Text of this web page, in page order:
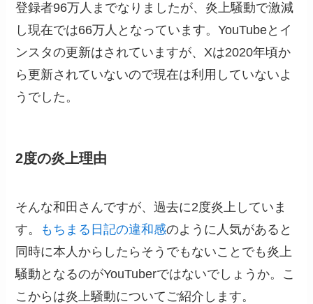
登録者96万人までなりましたが、炎上騒動で激減
し現在では66万人となっています。YouTubeとイ
ンスタの更新はされていますが、Xは2020年頃か
ら更新されていないので現在は利用していないよ
うでした。
2度の炎上理由
そんな和田さんですが、過去に2度炎上していま
す。
もちまる日記の違和感のように人気があると
同時に本人からしたらそうでもないことでも炎上
騒動となるのがYouTuberではないでしょうか。こ
こからは炎上騒動についてご紹介します。